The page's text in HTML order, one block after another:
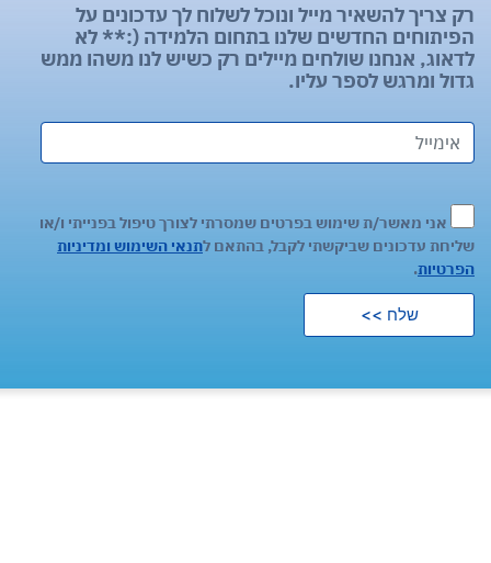
רק צריך להשאיר מייל ונוכל לשלוח לך עדכונים על
הפיתוחים החדשים שלנו בתחום הלמידה (:** לא
לדאוג, אנחנו שולחים מיילים רק כשיש לנו משהו ממש
גדול ומרגש לספר עליו.
אני מאשר/ת שימוש בפרטים שמסרתי לצורך טיפול בפנייתי ו/או
שליחת עדכונים שביקשתי לקבל, בהתאם לתנאי השימוש ומדיניות
הפרטיות.